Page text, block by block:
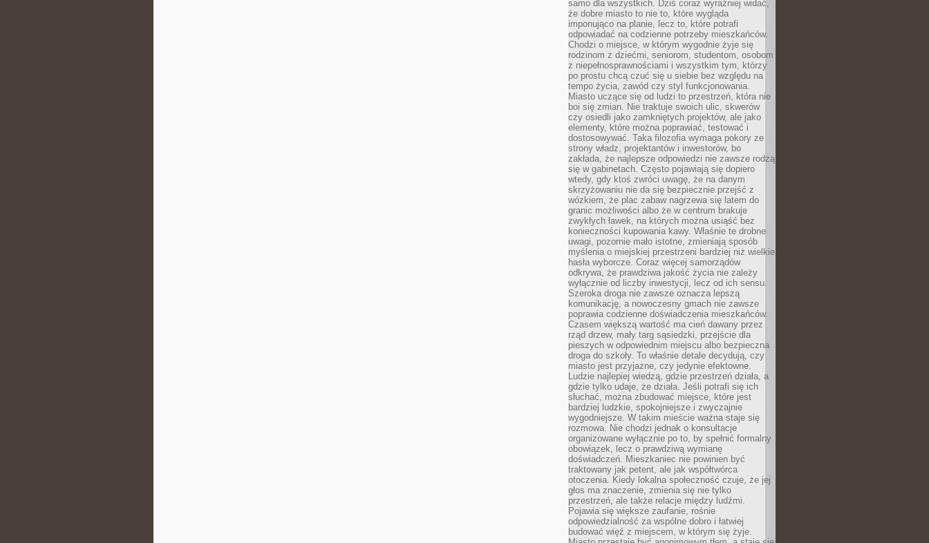
samo dla wszystkich. Dziś coraz wyraźniej widać,
że dobre miasto to nie to, które wygląda
imponująco na planie, lecz to, które potrafi
odpowiadać na codzienne potrzeby mieszkańców.
Chodzi o miejsce, w którym wygodnie żyje się
rodzinom z dziećmi, seniorom, studentom, osobom
z niepełnosprawnościami i wszystkim tym, którzy
po prostu chcą czuć się u siebie bez względu na
tempo życia, zawód czy styl funkcjonowania.
Miasto uczące się od ludzi to przestrzeń, która nie
boi się zmian. Nie traktuje swoich ulic, skwerów
czy osiedli jako zamkniętych projektów, ale jako
elementy, które można poprawiać, testować i
dostosowywać. Taka filozofia wymaga pokory ze
strony władz, projektantów i inwestorów, bo
zakłada, że najlepsze odpowiedzi nie zawsze rodzą
się w gabinetach. Często pojawiają się dopiero
wtedy, gdy ktoś zwróci uwagę, że na danym
skrzyżowaniu nie da się bezpiecznie przejść z
wózkiem, że plac zabaw nagrzewa się latem do
granic możliwości albo że w centrum brakuje
zwykłych ławek, na których można usiąść bez
konieczności kupowania kawy. Właśnie te drobne
uwagi, pozornie mało istotne, zmieniają sposób
myślenia o miejskiej przestrzeni bardziej niż wielkie
hasła wyborcze. Coraz więcej samorządów
odkrywa, że prawdziwa jakość życia nie zależy
wyłącznie od liczby inwestycji, lecz od ich sensu.
Szeroka droga nie zawsze oznacza lepszą
komunikację, a nowoczesny gmach nie zawsze
poprawia codzienne doświadczenia mieszkańców.
Czasem większą wartość ma cień dawany przez
rząd drzew, mały targ sąsiedzki, przejście dla
pieszych w odpowiednim miejscu albo bezpieczna
droga do szkoły. To właśnie detale decydują, czy
miasto jest przyjazne, czy jedynie efektowne.
Ludzie najlepiej wiedzą, gdzie przestrzeń działa, a
gdzie tylko udaje, że działa. Jeśli potrafi się ich
słuchać, można zbudować miejsce, które jest
bardziej ludzkie, spokojniejsze i zwyczajnie
wygodniejsze. W takim mieście ważna staje się
rozmowa. Nie chodzi jednak o konsultacje
organizowane wyłącznie po to, by spełnić formalny
obowiązek, lecz o prawdziwą wymianę
doświadczeń. Mieszkaniec nie powinien być
traktowany jak petent, ale jak współtwórca
otoczenia. Kiedy lokalna społeczność czuje, że jej
głos ma znaczenie, zmienia się nie tylko
przestrzeń, ale także relacje między ludźmi.
Pojawia się większe zaufanie, rośnie
odpowiedzialność za wspólne dobro i łatwiej
budować więź z miejscem, w którym się żyje.